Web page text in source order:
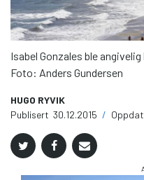
Isabel Gonzales ble
Foto: Anders Gundersen
HUGO RYVIK
Publisert 30.12.2015 /